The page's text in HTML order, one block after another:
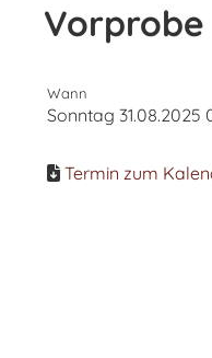
Vorprobe
Wann
Sonntag 31.08.2025
Termin zum